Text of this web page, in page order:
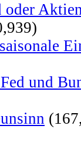
oder
und